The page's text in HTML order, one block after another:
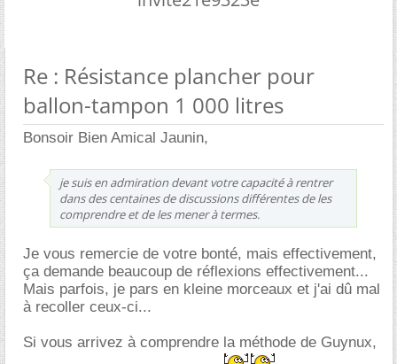
Re : Résistance plancher pour
ballon-tampon 1 000 litres
Bonsoir Bien Amical Jaunin,
je suis en admiration devant votre capacité à rentrer
dans des centaines de discussions différentes de les
comprendre et de les mener à termes.
Je vous remercie de votre bonté, mais effectivement,
ça demande beaucoup de réflexions effectivement...
Mais parfois, je pars en kleine morceaux et j'ai dû mal
à recoller ceux-ci...
Si vous arrivez à comprendre la méthode de Guynux,